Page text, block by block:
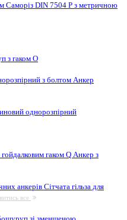
Саморіз DIN 7504 P з метричною
з гаком O
з болтом Анкер
однорозпірний
гаком Q Анкер з
анкерівСітчата гільза для
все